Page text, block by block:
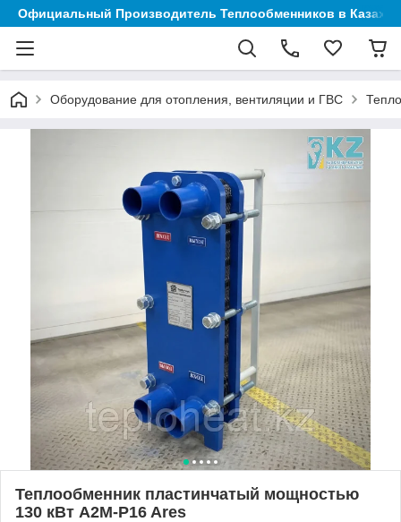
Официальный Производитель Теплообменников в
Оборудование для отопления, вентиляции и ГВС
Теплообменник пластинчатый мощностью
130 кВт A2M-P16 Ares